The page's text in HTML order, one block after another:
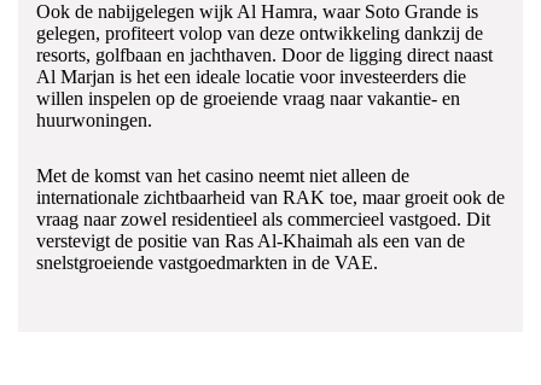
Ook de nabijgelegen wijk Al Hamra, waar Soto Grande is
gelegen, profiteert volop van deze ontwikkeling dankzij de
resorts, golfbaan en jachthaven. Door de ligging direct naast
Al Marjan is het een ideale locatie voor investeerders die
willen inspelen op de groeiende vraag naar vakantie- en
huurwoningen.
Met de komst van het casino neemt niet alleen de
internationale zichtbaarheid van RAK toe, maar groeit ook de
vraag naar zowel residentieel als commercieel vastgoed. Dit
verstevigt de positie van Ras Al-Khaimah als een van de
snelstgroeiende vastgoedmarkten in de VAE.